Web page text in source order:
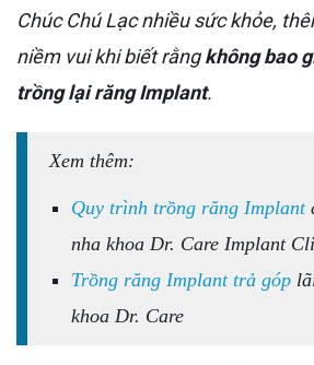
Chúc Chú Lạc nhiều sức khỏe, thêm sự tự tin và
niềm vui khi biết rằngkhông bao
trồng lại răng Implant.
Xem thêm:
Quy trình trồng răng Implant
nha khoa Dr. Care Implant
Trồng răng Implant trả góp
khoa Dr. Care